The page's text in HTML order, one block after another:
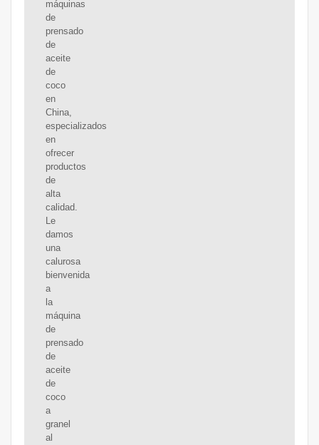
máquinas
de
prensado
de
aceite
de
coco
en
China,
especializados
en
ofrecer
productos
de
alta
calidad.
Le
damos
una
calurosa
bienvenida
a
la
máquina
de
prensado
de
aceite
de
coco
a
granel
al